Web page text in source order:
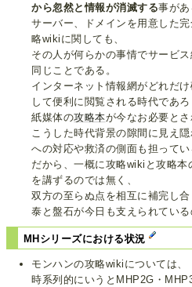
から忽然と情報が消滅する事があ
サーバー、ドメインを用意した
略wikiに関しても、
その人が何らかの事情でサービ
同じことである。
インターネット情報網がどれだ
して便利に閲覧される時代であろ
紙媒体の攻略本が今なお必要とさ
こうした時代背景の隙間に見え
への対応や救済の側面も担ってい
だから、一概に攻略wikiと攻略
を講ずるのでは無く、
双方の至らぬ点を相互に補完し
泰と盤石が今日も支えられている
MHシリーズにおける状況
モンハンの攻略wikiについては、
時系列的にいうとMHP2G・